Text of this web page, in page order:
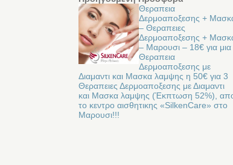
Θεραπεια
Δερμοαποξεσης +
– Θεραπειες
Δερμοαποξεσης +
– Μαρουσι – 18€ για μια
Θεραπεια
Δερμοαποξεσης με
Διαμαντι και Μασκα λαμψης η 50€ για 3
Θεραπειες Δερμοαποξεσης με Διαμαντι
και Μασκα λαμψης (Έκπτωση 52%),
το κεντρο αισθητικης «SilkenCare» στο
Μαρουσι!!!